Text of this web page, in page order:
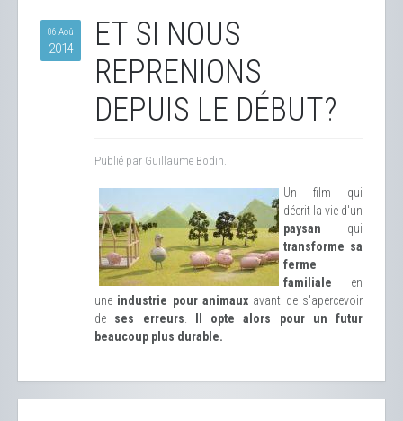
06 Aoû
2014
ET SI NOUS
REPRENIONS
DEPUIS LE DÉBUT?
Publié par Guillaume Bodin.
Un film qui
décrit la vie d'un
paysan qui
transforme sa
ferme
familiale en
une industrie pour animaux avant de s'apercevoir
de ses erreurs
Il opte alors pour un futur
beaucoup plus durable.